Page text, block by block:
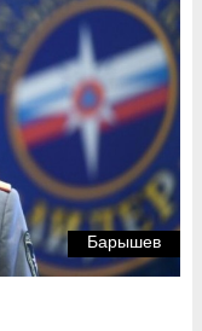
Барышев